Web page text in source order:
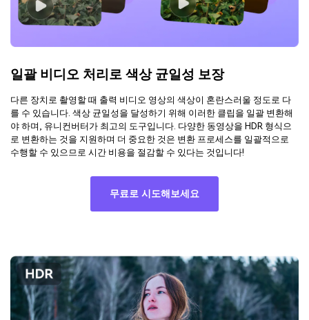
일괄 비디오 처리로 색상 균일성 보장
다른 장치로 촬영할 때 출력 비디오 영상의 색상이 혼란스러울 정도로 다
를 수 있습니다. 색상 균일성을 달성하기 위해 이러한 클립을 일괄 변환해
야 하며, 유니컨버터가 최고의 도구입니다. 다양한 동영상을 HDR 형식으
로 변환하는 것을 지원하며 더 중요한 것은 변환 프로세스를 일괄적으로
수행할 수 있으므로 시간 비용을 절감할 수 있다는 것입니다!
무료로 시도해보세요